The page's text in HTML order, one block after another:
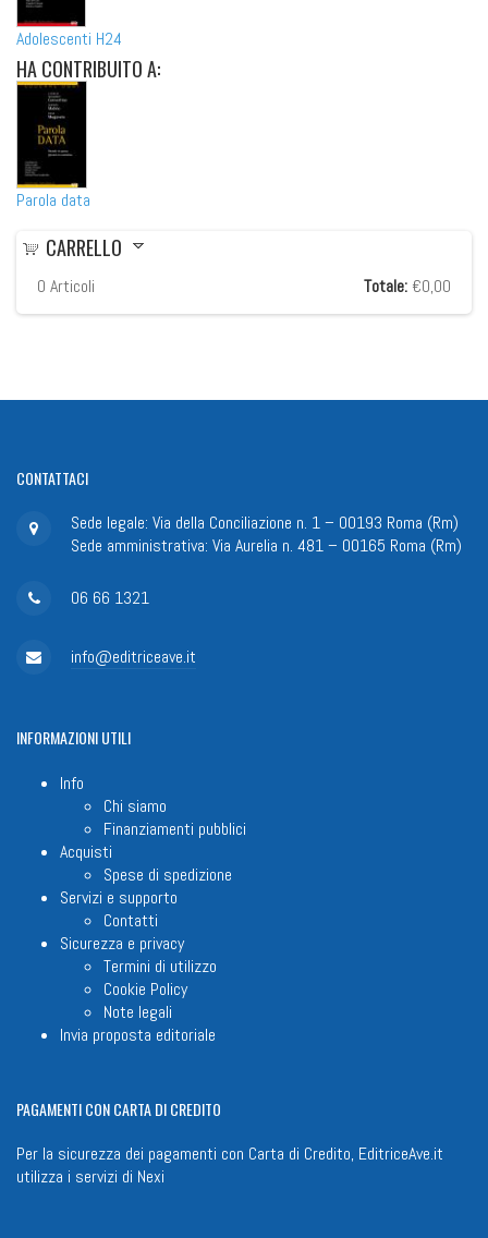
Adolescenti H24
HACONTRIBUITO A:
Parola data
CARRELLO
0 Articoli Totale: €0,00
CONTATTACI
Sede legale: Via della Conciliazione n. 1 – 00193 Roma (Rm)
Sede amministrativa: Via Aurelia n. 481 – 00165 Roma (Rm)
06 66 1321
info@editriceave.it
INFORMAZIONIUTILI
Info
Chi siamo
Finanziamenti pubblici
Acquisti
Spese di spedizione
Servizi e supporto
Contatti
Sicurezza e privacy
Termini di utilizzo
Cookie Policy
Note legali
Invia proposta editoriale
PAGAMENTICON CARTA DI CREDITO
Per la sicurezza dei pagamenti con Carta di Credito, EditriceAve.it
utilizza i servizi di Nexi